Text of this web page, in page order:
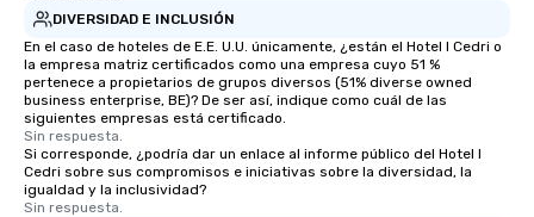
DIVERSIDAD E INCLUSIÓN
En el caso de hoteles de E.E. U.U. únicamente, ¿están el Hotel I Cedri o
la empresa matriz certificados como una empresa cuyo 51 %
pertenece a propietarios de grupos diversos (51% diverse owned
business enterprise, BE)? De ser así, indique como cuál de las
siguientes empresas está certificado.
Sin respuesta.
Si corresponde, ¿podría dar un enlace al informe público del Hotel I
Cedri sobre sus compromisos e iniciativas sobre la diversidad, la
igualdad y la inclusividad?
Sin respuesta.